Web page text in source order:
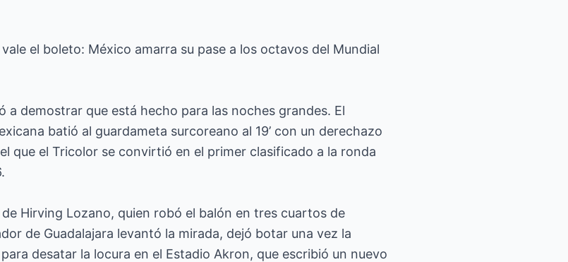
el boleto: México amarra su pase a los octavos del Mundial
a demostrar que está hecho para las noches grandes. El
batió al guardameta surcoreano al 19’ con un derechazo
que el Tricolor se convirtió en el primer clasificado a la ronda
Hirving Lozano, quien robó el balón en tres cuartos de
de Guadalajara levantó la mirada, dejó botar una vez la
desatar la locura en el Estadio Akron, que escribió un nuevo